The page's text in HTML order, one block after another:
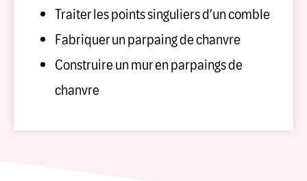
Traiter les points singuliers d’un comble
Fabriquer un parpaing de chanvre
Construire un mur en parpaings de
chanvre